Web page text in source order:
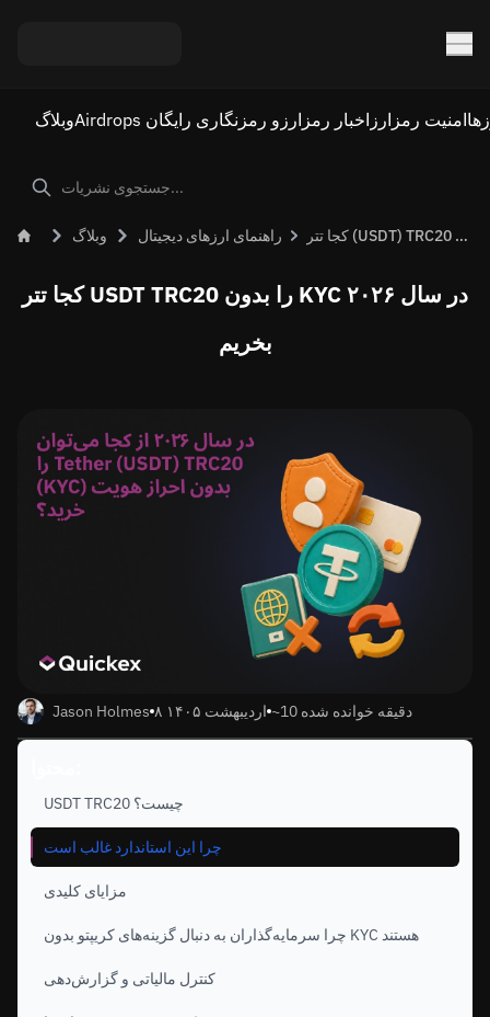
وبلاگ Airdrops و رمزنگاری رایگان اخبار رمزارز امنیت رمزارز
وبلاگ راهنمای ارزهای دیجیتال کجا تتر (USDT) TRC20 را بدون KYC در سال ۲۰۲۶ بخریم
کجا تتر USDT TRC20 را بدون KYC در سال ۲۰۲۶
بخریم
Jason Holmes ۸ اردیبهشت ۱۴۰۵ ~10 دقیقه خوانده شده
USDT TRC20 چیست؟
چرا این استاندارد غالب است
مزایای کلیدی
چرا سرمایه‌گذاران به دنبال گزینه‌های کریپتو بدون KYC هستند
کنترل مالیاتی و گزارش‌دهی